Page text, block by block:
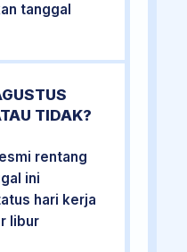
tanggal
TIDAK?
rentang
ini
hari kerja
libur